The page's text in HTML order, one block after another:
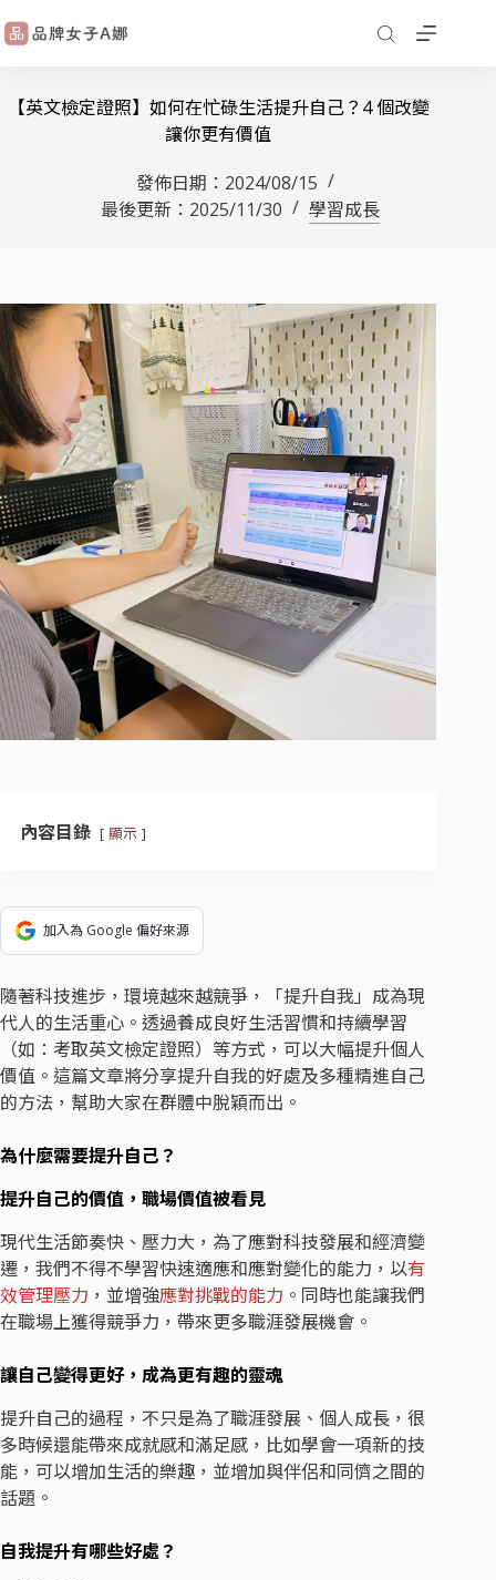
【英文檢定證照】如何在忙碌生活提升自己？4 個改變
讓你更有價值
發佈日期： 2024/08/15
最後更新： 2025/11/30 學習成長
內容目錄 顯示
加入為 Google 偏好來源
隨著科技進步，環境越來越競爭，「提升自我」成為現
代人的生活重心。透過養成良好生活習慣和持續學習
（如：考取英文檢定證照）等方式，可以大幅提升個人
價值。這篇文章將分享提升自我的好處及多種精進自己
的方法，幫助大家在群體中脫穎而出。
為什麼需要提升自己？
提升自己的價值，職場價值被看見
現代生活節奏快、壓力大，為了應對科技發展和經濟變
遷，我們不得不學習快速適應和應對變化的能力，以有
效管理壓力 ，並增強應對挑戰的能力 。同時也能讓我們
在職場上獲得競爭力，帶來更多職涯發展機會。
讓自己變得更好，成為更有趣的靈魂
提升自己的過程，不只是為了職涯發展、個人成長，很
多時候還能帶來成就感和滿足感，比如學會一項新的技
能，可以增加生活的樂趣，並增加與伴侶和同儕之間的
話題。
自我提升有哪些好處？